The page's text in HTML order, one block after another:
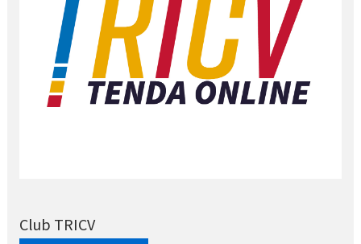
Club TRICV